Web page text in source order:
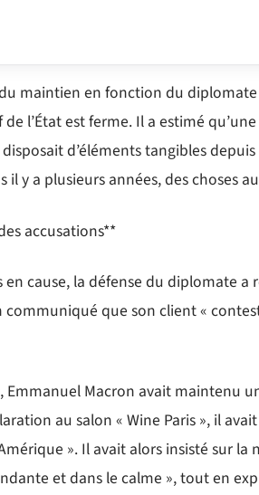
maintien en fonction du
l’État est ferme. Il a estimé
d’éléments tangibles
il y a plusieurs années, des choses
accusations**
en cause, la défense du diplomate
que son client «
Emmanuel Macron avait maintenu
au salon « Wine Paris », il
». Il avait alors insisté sur
et dans le calme », tout en